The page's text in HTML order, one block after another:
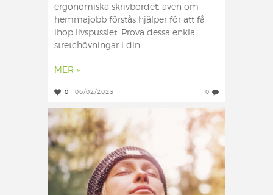
ergonomiska skrivbordet, även om
hemmajobb förstås hjälper för att få
ihop livspusslet. Prova dessa enkla
stretchövningar i din ...
MER »
0 06/02/2023 0